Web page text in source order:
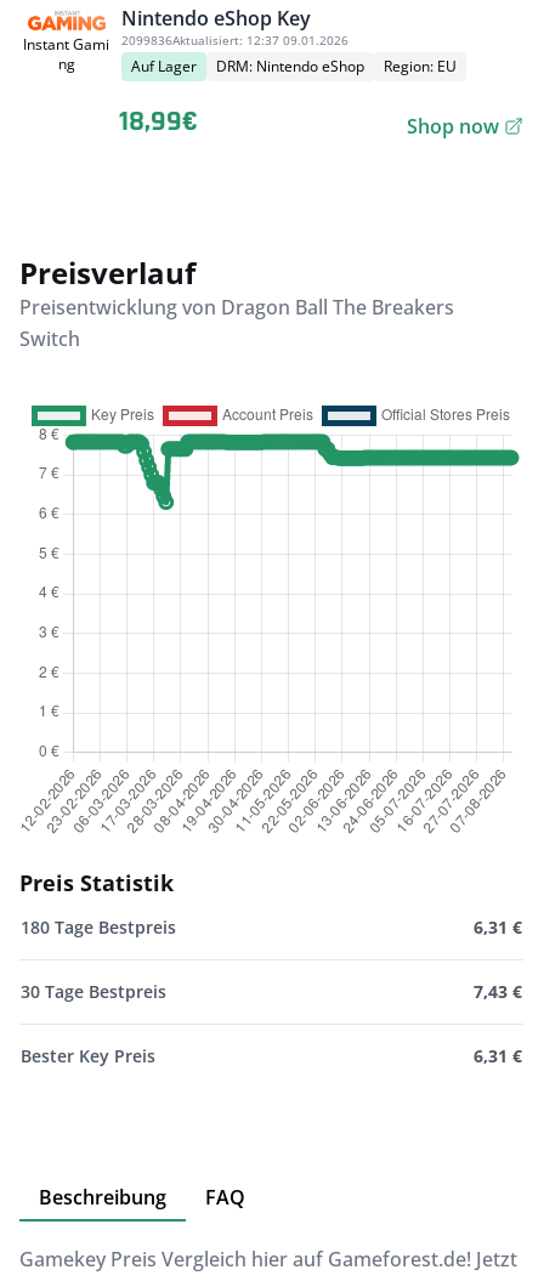
Instant Gami
ng
Nintendo eShop Key
2099836Aktualisiert: 12:37 09.01.2026
Auf Lager DRM: Nintendo eShop Region: EU
18,99€ Shop now
Preisverlauf
Preisentwicklung von Dragon Ball The Breakers
Switch
Preis Statistik
180 Tage Bestpreis 6,31 €
30 Tage Bestpreis 7,43 €
Bester Key Preis 6,31 €
Beschreibung FAQ
Gamekey Preis Vergleich hier auf Gameforest.de! Jetzt